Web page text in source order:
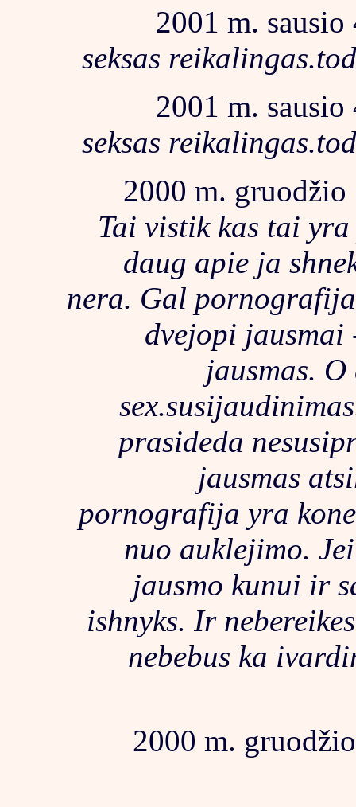
2001 m.
seksas
2001 m.
seksas
2000 m. gruodžio
Tai vistik kas tai
daug apie ja
nera. Gal
dvejopi jausmai
jausmas.
prasideda
jausmas
pornografija yra
nuo auklejimo.
jausmo kunui ir
ishnyks. Ir
nebebus ka
2000 m.